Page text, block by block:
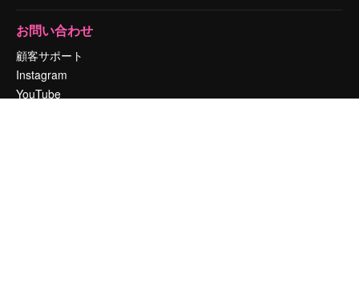
お問い合わせ
顧客サポート
Instagram
YouTube